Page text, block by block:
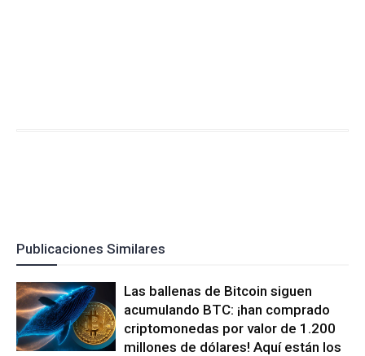
Publicaciones Similares
Las ballenas de Bitcoin siguen
acumulando BTC: ¡han comprado
criptomonedas por valor de 1.200
millones de dólares! Aquí están los